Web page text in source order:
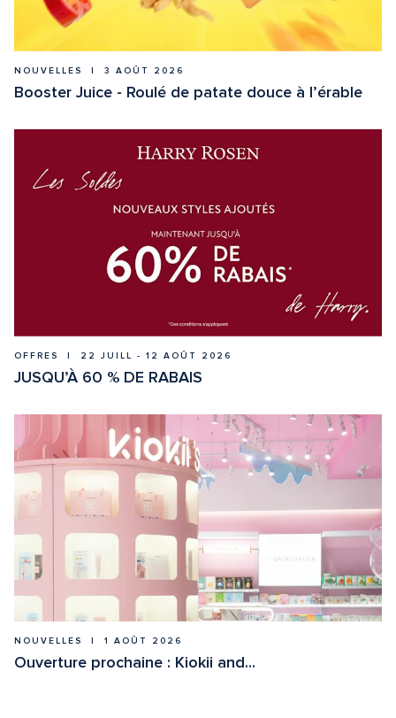
NOUVELLES  |  3 AOÛT 2026
Booster Juice - Roulé de patate douce à l’érable
OFFRES  |  22 JUILL - 12 AOÛT 2026
JUSQU’À 60 % DE RABAIS
NOUVELLES  |  1 AOÛT 2026
Ouverture prochaine : Kiokii and...